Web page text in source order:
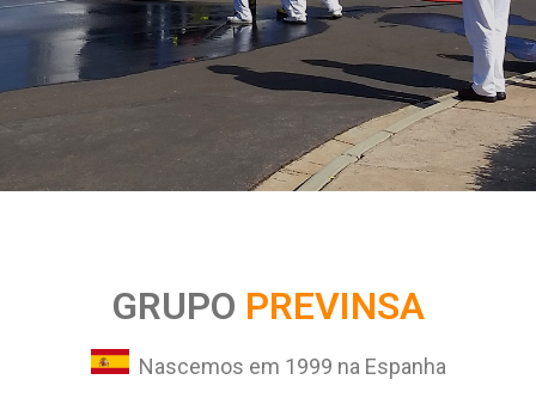
GRUPO PREVINSA
Nascemos em 1999 na Espanha